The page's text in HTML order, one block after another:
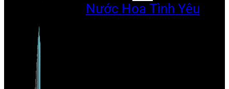
Nước Hoa Tình Yêu